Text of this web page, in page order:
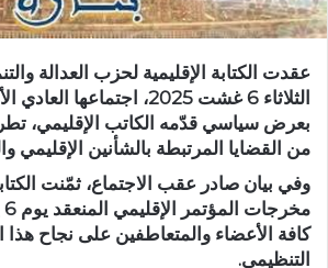
عقدت الكتابة الإقليمية لحزب العدالة
الثلاثاء 6 غشت 2025، اجتماعها
بعرض سياسي قدّمه الكاتب الإقليمي،
من القضايا المرتبطة بالشأنين الإقليمي
وفي بيان صادر عقب الاجتماع، ثمّنت
كافة الأعضاء والمتعاطفين على نجاح هذا
التنظيمي.